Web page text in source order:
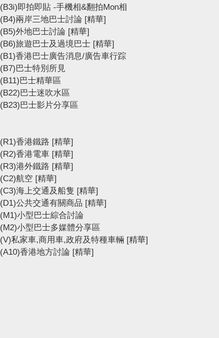
(B3i)即拍即貼 -手機相&翻拍Mon相
(B4)兩岸三地巴士討論 [精華]
(B5)外地巴士討論 [精華]
(B6)旅遊巴士及過境巴士 [精華]
(B1)香港巴士廣告消息/廣告車行踪
(B7)巴士特別所見
(B11)巴士精華區
(B22)巴士迷吹水區
(B23)巴士影片分享區
(R1)香港鐵路 [精華]
(R2)香港電車 [精華]
(R3)港外鐵路 [精華]
(C2)航空 [精華]
(C3)海上交通及船隻 [精華]
(D1)公共交通有關商品 [精華]
(M1)小型巴士綜合討論
(M2)小型巴士多媒體分享區
(V)私家車,商用車,政府及特種車輛 [精華]
(A10)香港地方討論 [精華]